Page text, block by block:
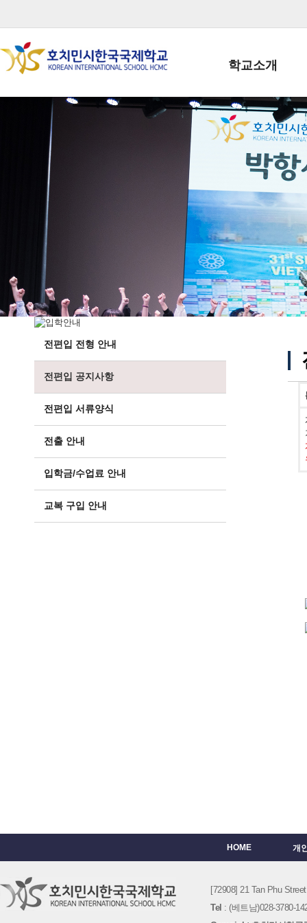
학교소개
학교장인사말
학생회장인사말
학교상징
학교 CI
교직원현황
학생현황
위치/전화
전경사진
전편입 전형 안내
전편입 공지사항
전편입 서류양식
전출 안내
입학금/수업료 안내
교복 구입 안내
HOME 개
[72908] 21 Tan Phu
Tel : (베트남)028-3780-